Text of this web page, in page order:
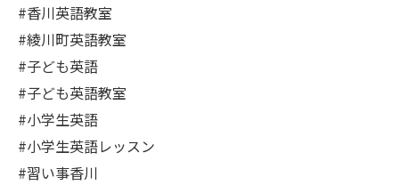
#香川英語教室
#綾川町英語教室
#子ども英語
#子ども英語教室
#小学生英語
#小学生英語レッスン
#習い事香川